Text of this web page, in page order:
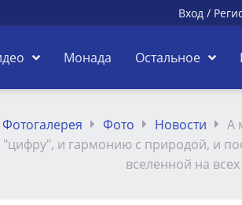
Вход /
Монада Остальное
Фотогалерея Фото Новости
А
и гармонию с природой, и
вселенной на